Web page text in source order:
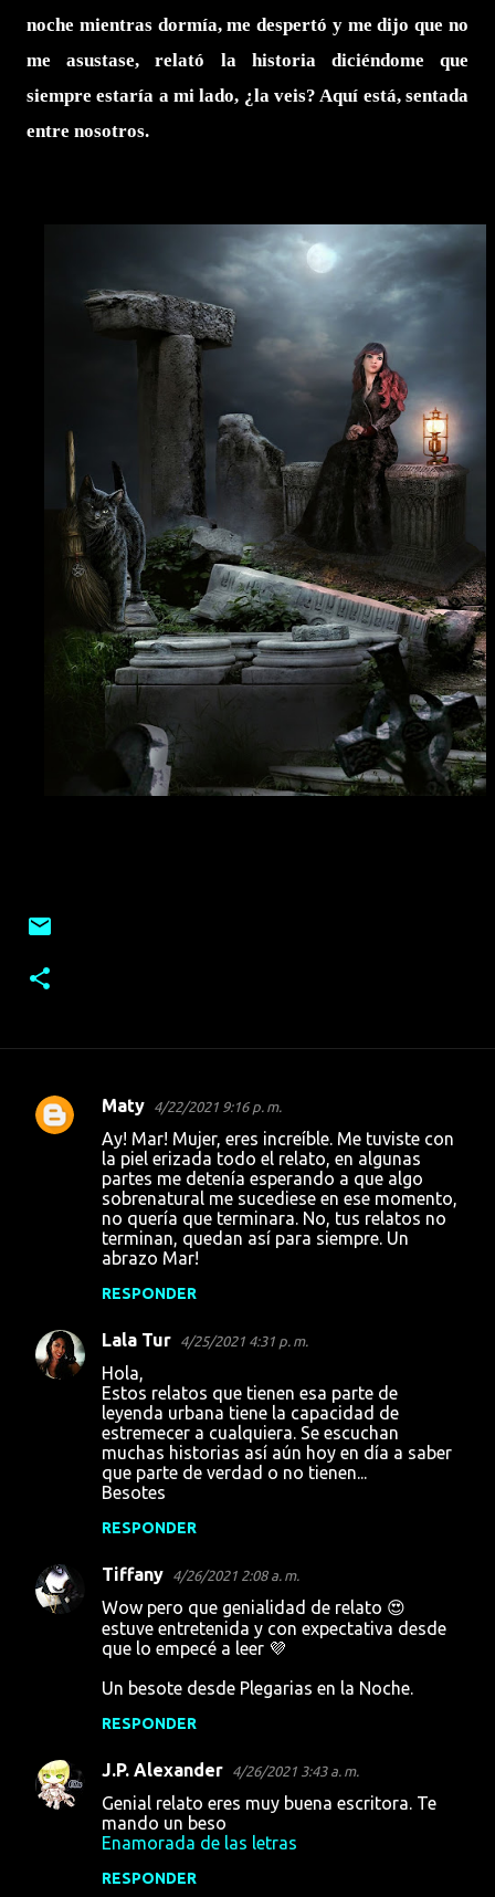
noche mientras dormía, me despertó y me dijo que no
me asustase, relató la historia diciéndome que
siempre estaría a mi lado, ¿la veis? Aquí está, sentada
entre nosotros.
C
r
i
Maty 4/22/2021 9:16 p. m.
Ay! Mar! Mujer, eres increíble. Me tuviste con
la piel erizada todo el relato, en algunas
partes me detenía esperando a que algo
sobrenatural me sucediese en ese momento,
no quería que terminara. No, tus relatos no
terminan, quedan así para siempre. Un
abrazo Mar!
RESPONDER
Lala Tur 4/25/2021 4:31 p. m.
Hola,
Estos relatos que tienen esa parte de
leyenda urbana tiene la capacidad de
estremecer a cualquiera. Se escuchan
muchas historias así aún hoy en día a saber
que parte de verdad o no tienen...
Besotes
RESPONDER
Tiffany 4/26/2021 2:08 a. m.
Wow pero que genialidad de relato 😍
estuve entretenida y con expectativa desde
que lo empecé a leer 💜
Un besote desde Plegarias en la Noche.
RESPONDER
J.P. Alexander 4/26/2021 3:43 a. m.
Genial relato eres muy buena escritora. Te
mando un beso
Enamorada de las letras
RESPONDER